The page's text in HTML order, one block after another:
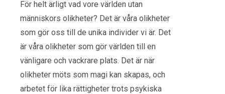
För helt ärligt vad vore världen utan
människors olikheter? Det är våra olikheter
som gör oss till de unika individer vi är. Det
är våra olikheter som gör världen till en
vänligare och vackrare plats. Det är när
olikheter möts som magi kan skapas, och
arbetet för lika rättigheter trots psykiska